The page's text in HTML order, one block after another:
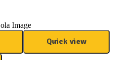
Quick view